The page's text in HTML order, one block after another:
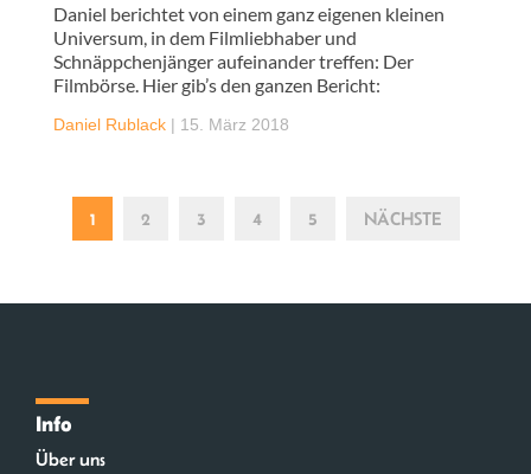
Daniel berichtet von einem ganz eigenen kleinen
Universum, in dem Filmliebhaber und
Schnäppchenjänger aufeinander treffen: Der
Filmbörse. Hier gib’s den ganzen Bericht:
Daniel Rublack | 15. März 2018
1 2 3 4 5 NÄCHSTE
Info
Über uns